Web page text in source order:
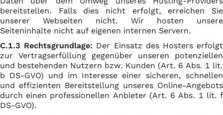
bereitstellen. Falls dies nicht erfolgt, erreichen Sie
unserer Webseiten nicht. Wir hosten unsere
Seiteninhalte nicht auf eigenen internen Servern.
C.1.3 Rechtsgrundlage: Der Einsatz des Hosters erfolgt
zur Vertragserfüllung gegenüber unseren potenziellen
und bestehenden Nutzern bzw. Kunden (Art. 6 Abs. 1 lit.
b DS-GVO) und im Interesse einer sicheren, schnellen
und effizienten Bereitstellung unseres Online-Angebots
durch einen professionellen Anbieter (Art. 6 Abs. 1 lit. f
DS-GVO).